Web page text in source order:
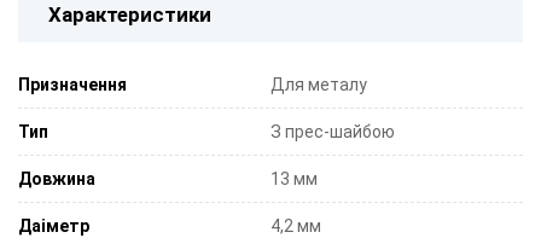
Характеристики
Призначення Для металу
Тип З прес-шайбою
Довжина 13 мм
Даіметр 4,2 мм